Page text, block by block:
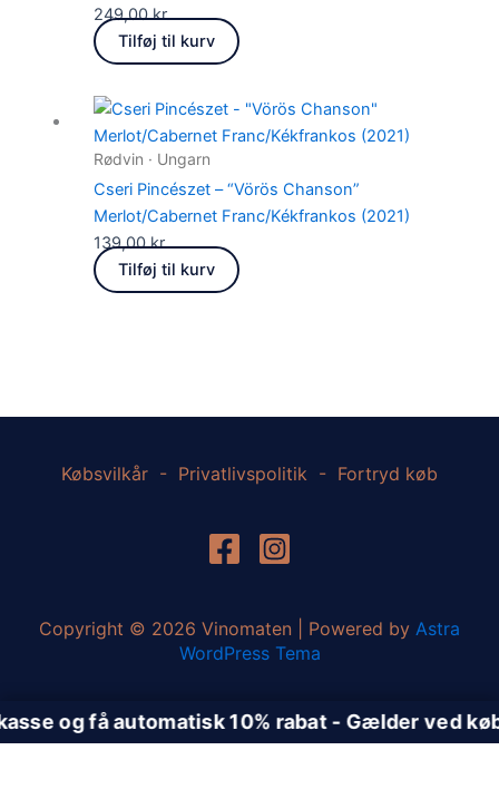
249,00kr.
Tilføj til kurv
Rødvin · Ungarn
Cseri Pincészet – “Vörös Chanson”
Merlot/Cabernet Franc/Kékfrankos (2021)
139,00kr.
Tilføj til kurv
Købsvilkår - Privatlivspolitik - Fortryd køb
Copyright © 2026 Vinomaten | Powered by Astra
WordPress Tema